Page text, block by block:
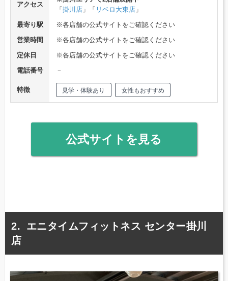
アクセス
「 掛川店」「 リベロ大東店」
最寄り駅
※各店舗の公式サイトをご確認ください
営業時間
※各店舗の公式サイトをご確認ください
定休日
※各店舗の公式サイトをご確認ください
電話番号
－
特徴 見学・体験あり 女性もおすすめ
公式サイトを見る
エニタイムフィットネス センター掛川
店